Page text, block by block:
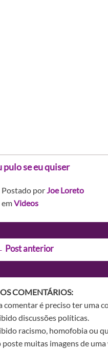
pulo se eu quiser
Postado porJoe Loreto
emVideos
Post anterior
COMENTÁRIOS:
comentar é preciso ter uma
discussões políticas.
racismo, homofobia ou
poste muitas imagens de